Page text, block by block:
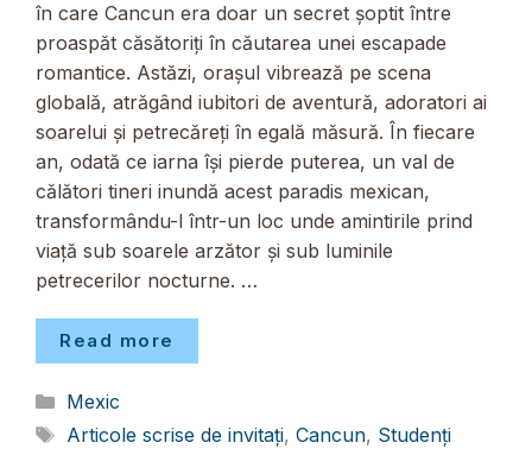
în care Cancun era doar un secret șoptit între
proaspăt căsătoriți în căutarea unei escapade
romantice. Astăzi, orașul vibrează pe scena
globală, atrăgând iubitori de aventură, adoratori ai
soarelui și petrecăreți în egală măsură. În fiecare
an, odată ce iarna își pierde puterea, un val de
călători tineri inundă acest paradis mexican,
transformându-l într-un loc unde amintirile prind
viață sub soarele arzător și sub luminile
petrecerilor nocturne. …
Read more
Categorii
Mexic
Etichete
Articole scrise de invitați, Cancun, Studenți